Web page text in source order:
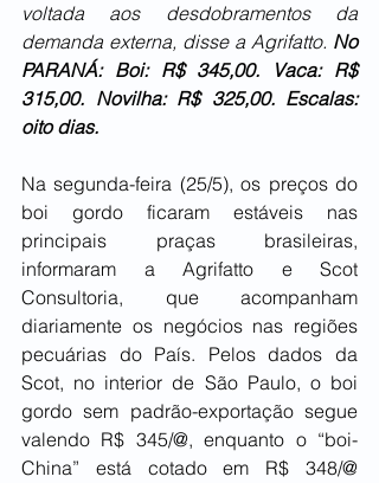
voltada aos desdobramentos da
demanda externa, disse a Agrifatto. No
PARANÁ: Boi: R$ 345,00. Vaca: R$
315,00. Novilha: R$ 325,00. Escalas:
oito dias.
Na segunda-feira (25/5), os preços do
boi gordo ficaram estáveis nas
principais praças brasileiras,
informaram a Agrifatto e Scot
Consultoria, que acompanham
diariamente os negócios nas regiões
pecuárias do País. Pelos dados da
Scot, no interior de São Paulo, o boi
gordo sem padrão-exportação segue
valendo R$ 345/@, enquanto o “boi-
China” está cotado em R$ 348/@